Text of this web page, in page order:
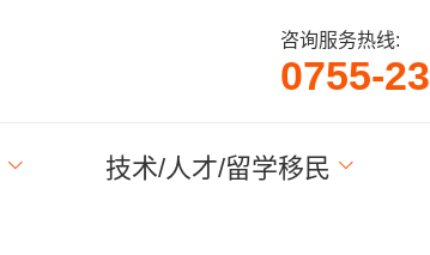
咨询服务热线:
7 5 5 -23
0755 -
技术/人才/留学移民